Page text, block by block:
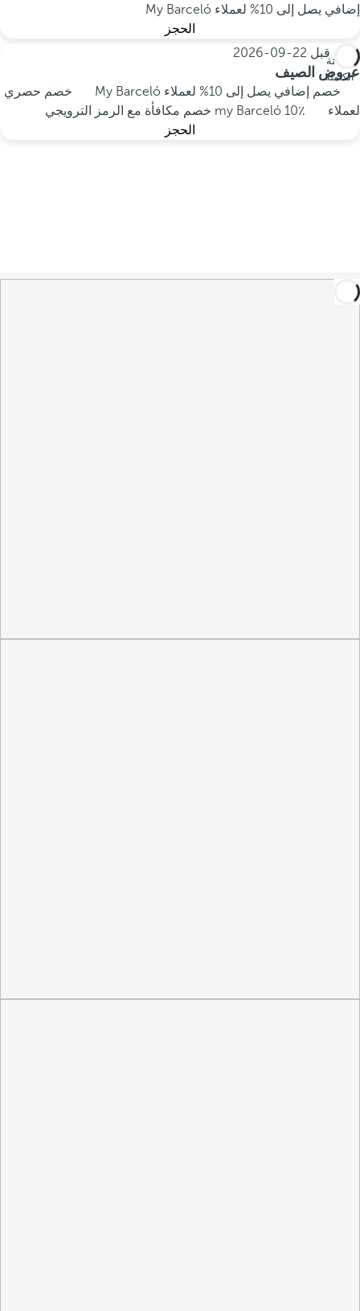
إضافي يصل إلى 10% لعملاء My Barceló
الحجز
الإقامة
الكاملة
احجز قبل 22-09-2026
عروض الصيف
خصم إضافي يصل إلى 10% لعملاء My Barceló
خصم حصري
لعملاء my Barceló
10٪ خصم مكافأة مع الرمز الترويجي
الحجز